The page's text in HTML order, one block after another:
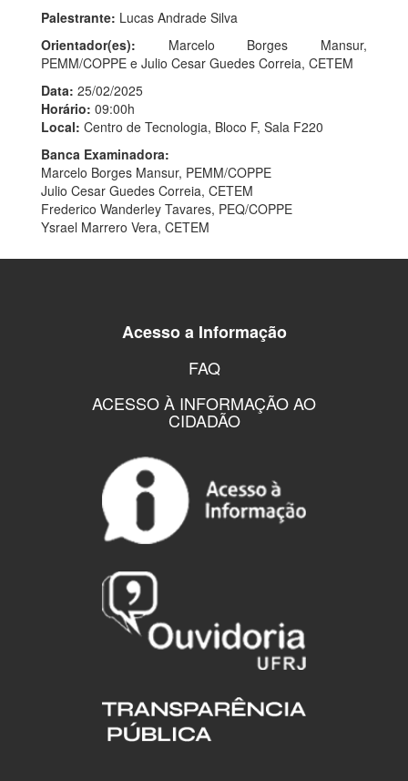
Palestrante: Lucas Andrade Silva
Orientador(es): Marcelo Borges Mansur,
PEMM/COPPE e Julio Cesar Guedes Correia, CETEM
Data: 25/02/2025
Horário: 09:00h
Local: Centro de Tecnologia, Bloco F, Sala F220
Banca Examinadora:
Marcelo Borges Mansur, PEMM/COPPE
Julio Cesar Guedes Correia, CETEM
Frederico Wanderley Tavares, PEQ/COPPE
Ysrael Marrero Vera, CETEM
Acesso a Informação
FAQ
ACESSO À INFORMAÇÃO AO
CIDADÃO